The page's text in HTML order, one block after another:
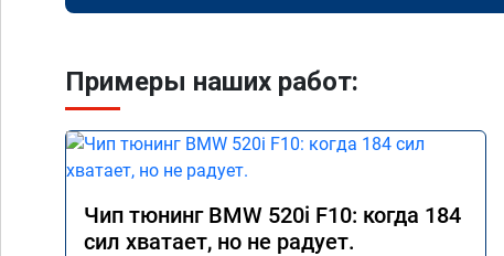
Примеры наших работ:
Чип тюнинг BMW 520i F10: когда 184
сил хватает, но не радует.